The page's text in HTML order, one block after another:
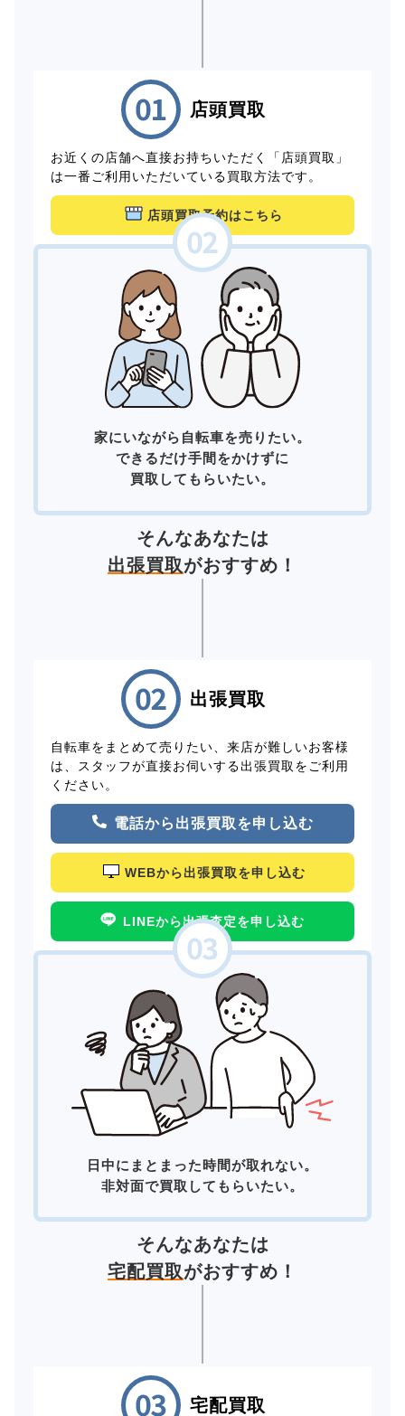
店頭買取
お近くの店舗へ直接お持ちいただく「店頭買取」
は一番ご利用いただいている買取方法です。
店頭買取予約はこちら
家にいながら自転車を売りたい。
できるだけ手間をかけずに
買取してもらいたい。
そんなあなたは
出張買取がおすすめ！
出張買取
自転車をまとめて売りたい、来店が難しいお客様
は、スタッフが直接お伺いする出張買取をご利用
ください。
電話から出張買取を申し込む
WEBから出張買取を申し込む
LINEから出張査定を申し込む
日中にまとまった時間が取れない。
非対面で買取してもらいたい。
そんなあなたは
宅配買取がおすすめ！
宅配買取